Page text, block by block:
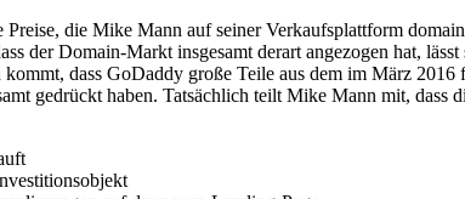
die Mike Mann auf seiner Verkaufsplattform
der Domain-Markt insgesamt derart angezogen hat,
dass GoDaddy große Teile aus dem im März
gedrückt haben. Tatsächlich teilt Mike Mann mit, dass